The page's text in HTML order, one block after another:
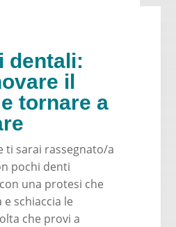
dentali:
il
tornare a
ti sarai rassegnato/a
pochi denti
una protesi che
schiaccia le
che provi a